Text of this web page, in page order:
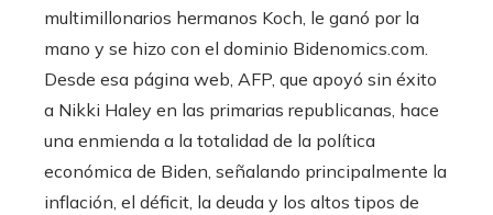
multimillonarios hermanos Koch, le ganó por la
mano y se hizo con el dominio Bidenomics.com.
Desde esa página web, AFP, que apoyó sin éxito
a Nikki Haley en las primarias republicanas, hace
una enmienda a la totalidad de la política
económica de Biden, señalando principalmente la
inflación, el déficit, la deuda y los altos tipos de